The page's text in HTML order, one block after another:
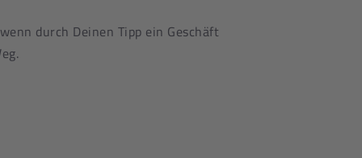
durch Deinen Tipp ein Geschäft